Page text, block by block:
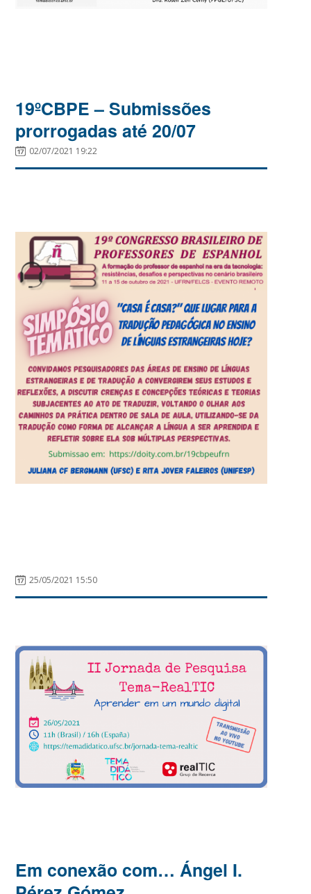
19ºCBPE – Submissões
prorrogadas até 20/07
02/07/2021 19:22
25/05/2021 15:50
Em conexão com… Ángel I.